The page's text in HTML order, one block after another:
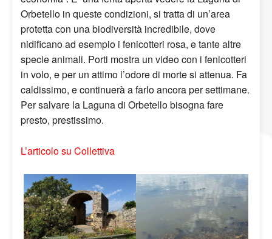
Orbetello in queste condizioni, si tratta di un’area
protetta con una biodiversità incredibile, dove
nidificano ad esempio i fenicotteri rosa, e tante altre
specie animali. Porti mostra un video con i fenicotteri
in volo, e per un attimo l’odore di morte si attenua. Fa
caldissimo, e continuerà a farlo ancora per settimane.
Per salvare la Laguna di Orbetello bisogna fare
presto, prestissimo.
L’articolo su Collettiva